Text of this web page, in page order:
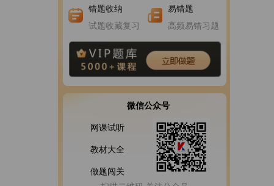
错题收纳
试题收藏复习
易错题
高频易错习题
微信公众号
网课试听
教材大全
做题闯关